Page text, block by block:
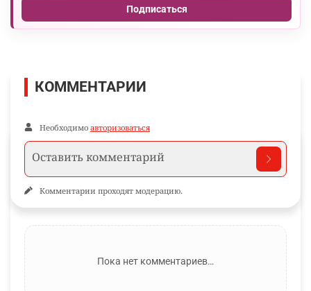
Подписаться
КОММЕНТАРИИ
Необходимо авторизоваться
Комментарии проходят модерацию.
Пока нет комментариев…